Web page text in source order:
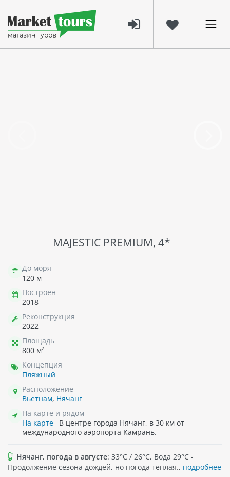
MAJESTIC PREMIUM, 4*
До моря
120 м
Построен
2018
Реконструкция
2022
Площадь
800 м²
Концепция
Пляжный
Расположение
Вьетнам, Нячанг
На карте и рядом
На карте
В центре города Нячанг, в 30 км от
международного аэропорта Камрань.
Нячанг, погода в августе: 33°C / 26°C, Вода 29°C -
Продолжение сезона дождей, но погода теплая., подробнее